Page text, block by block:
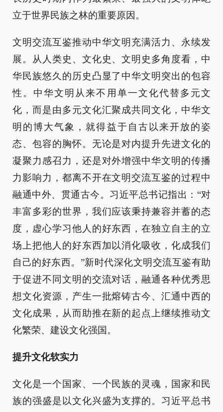
立于世界民族之林的重要原因。
文明交流互鉴推动中华文明充满活力、永续发
展。从人类史、文化史、文明史多角度看，中
华民族悠久的历史凸显了中华文明突出的包容
性。中华文明从来不用单一文化代替多元文
化，而是由多元文化汇聚成共同文化，中华文
明的博大气象，就得益于自古以来开放的姿
态、包容的胸怀。无论是对内提升先进文化的
凝聚力感召力，还是对外增强中华文明的传播
力影响力，都离不开在文明交流互鉴的过程中
融通中外、贯通古今。习近平总书记指出：“对
丰富多彩的世界，我们应该秉持兼容并蓄的态
度，虚心学习他人的好东西，在独立自主的立
场上把他人的好东西加以消化吸收，化成我们
自己的好东西。”新时代深化文明交流互鉴有助
于促进不同文明的交流对话，融通各种优秀思
想文化资源，产生一批熔铸古今、汇通中西的
文化成果，从而助推在新的起点上继续推动文
化繁荣、建设文化强国。
提升文化软实力
文化是一个国家、一个民族的灵魂，国家和民
族的强盛是以文化兴盛为支撑的。习近平总书